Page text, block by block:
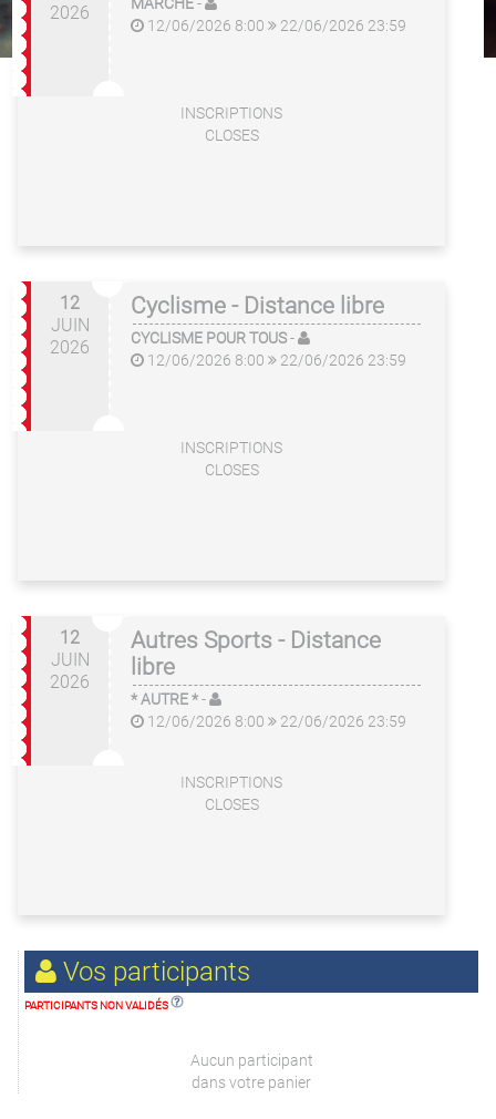
2026
12/06/2026 8:00
22/06/2026 23:59
INSCRIPTIONS
CLOSES
12
JUIN
2026
Cyclisme - Distance libre
CYCLISME POUR TOUS-
12/06/2026 8:00
22/06/2026 23:59
INSCRIPTIONS
CLOSES
12
JUIN
2026
Autres Sports - Distance
libre
* AUTRE *-
12/06/2026 8:00
22/06/2026 23:59
INSCRIPTIONS
CLOSES
Vos participants
PARTICIPANTS NON VALIDÉS
Aucun participant
dans votre panier